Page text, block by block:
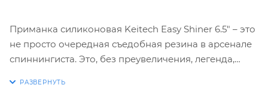
Приманка силиконовая Keitech Easy Shiner 6.5" – это
не просто очередная съедобная резина в арсенале
спиннингиста. Это, без преувеличения, легенда,